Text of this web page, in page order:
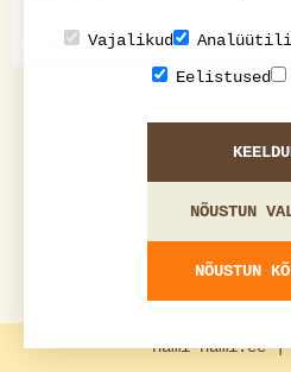
1
nami-nami.ee |
Vajalikud
Eelistused
NÕUSTUN
NÕUSTUN